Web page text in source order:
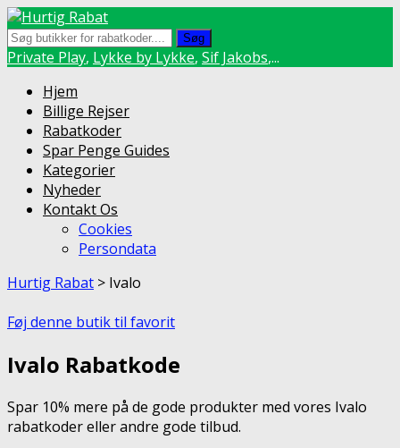
Søg
Private Play, Lykke by Lykke, Sif Jakobs,...
Skip
content
Hjem
Billige Rejser
Rabatkoder
Spar Penge Guides
Kategorier
Nyheder
Kontakt Os
Cookies
Persondata
Hurtig Rabat > Ivalo
Føj denne butik til favorit
Ivalo Rabatkode
Spar 10% mere på de gode produkter med vores Ivalo
rabatkoder eller andre gode tilbud.